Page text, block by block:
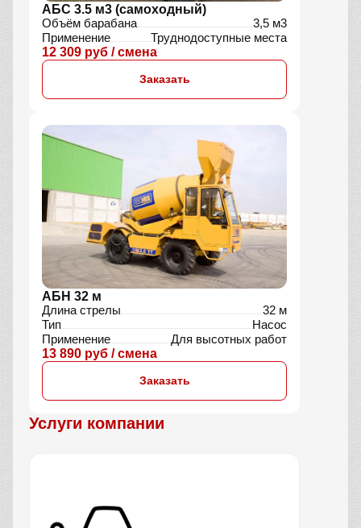
АБС 3.5 м3 (самоходный)
Объём барабана
3,5 м3
Применение
Труднодоступные места
12 309 руб / смена
Заказать
АБН 32 м
Длина стрелы
32 м
Тип
Насос
Применение
Для высотных работ
13 890 руб / смена
Заказать
Услуги компании